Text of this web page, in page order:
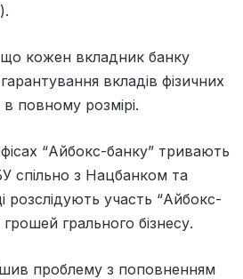
кожен вкладник банку
вкладів фізичних
повному розмірі.
“Айбокс-банку” тривають
спільно з Нацбанком та
участь “Айбокс-
грального бізнесу.
проблему з поповненням